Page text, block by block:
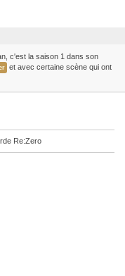
c'est la saison 1 dans son
et avec certaine scène qui ont
Re:Zero